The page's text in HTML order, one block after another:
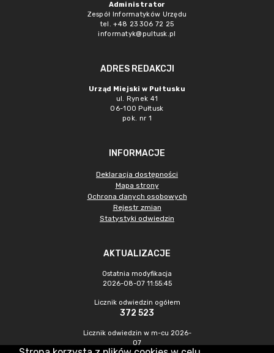
Administrator
Zespół Informatyków Urzędu
tel. +48 23 306 72 25
informatyk@pultusk.pl
ADRES REDAKCJI
Urząd Miejski w Pułtusku
ul. Rynek 41
06-100 Pułtusk
pok. nr 1
INFORMACJE
Deklaracja dostępności
Mapa strony
Ochrona danych osobowych
Rejestr zmian
Statystyki odwiedzin
AKTUALIZACJE
Ostatnia modyfikacja
2026-08-07 11:55:45
Licznik odwiedzin ogółem
372 523
Licznik odwiedzin w m-cu 2026-
07